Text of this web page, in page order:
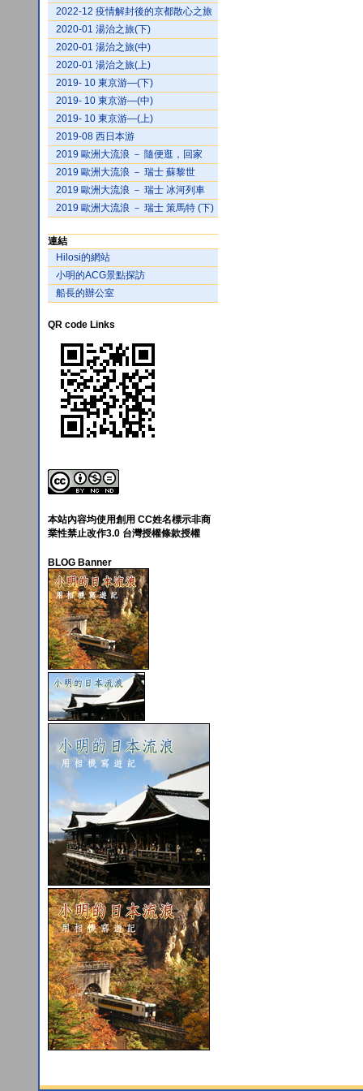
2022-12 疫情解封後的京都散心之旅
2020-01 湯治之旅(下)
2020-01 湯治之旅(中)
2020-01 湯治之旅(上)
2019- 10 東京游—(下)
2019- 10 東京游—(中)
2019- 10 東京游—(上)
2019-08 西日本游
2019 歐洲大流浪 － 隨便逛，回家
2019 歐洲大流浪 － 瑞士 蘇黎世
2019 歐洲大流浪 － 瑞士 冰河列車
2019 歐洲大流浪 － 瑞士 策馬特 (下)
連結
Hilosi的網站
小明的ACG景點探訪
船長的辦公室
QR code Links
本站內容均使用創用 CC姓名標示非商
業性禁止改作3.0 台灣授權條款授權
BLOG Banner